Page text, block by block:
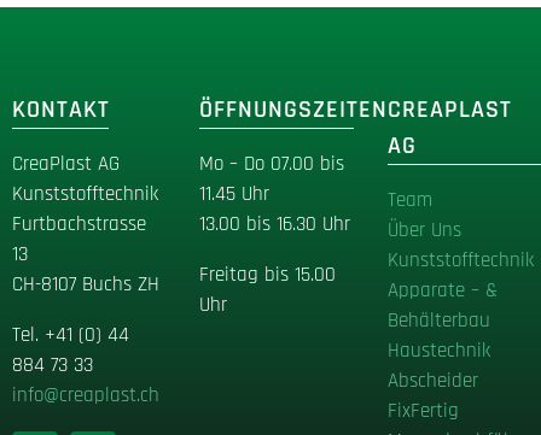
KONTAKT
CreaPlast AG
Kunststofftechnik
Furtbachstrasse
13
CH-8107 Buchs ZH
Tel. +41 (0) 44
884 73 33
info@creaplast.ch
ÖFFNUNGSZEITEN
Mo – Do 07.00 bis
11.45 Uhr
13.00 bis 16.30 Uhr
Freitag bis 15.00
Uhr
CREAPLAST
AG
Team
Über Uns
Kunststofftechnik
Apparate – &
Behälterbau
Haustechnik
Abscheider
FixFertig